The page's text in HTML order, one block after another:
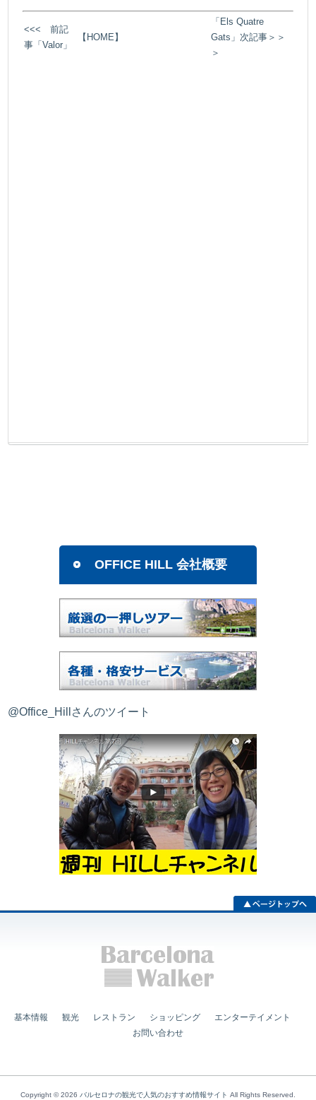
<<< 前記
事「Valor」
【HOME】
「Els Quatre
Gats」次記事＞＞
＞
OFFICE HILL 会社概要
@Office_Hillさんのツイート
基本情報 観光 レストラン ショッピング
エンターテイメント
お問い合わせ
Copyright © 2026 バルセロナの観光で人気のおすすめ情報サイト All Rights Reserved.